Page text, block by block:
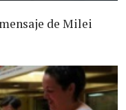
de Milei